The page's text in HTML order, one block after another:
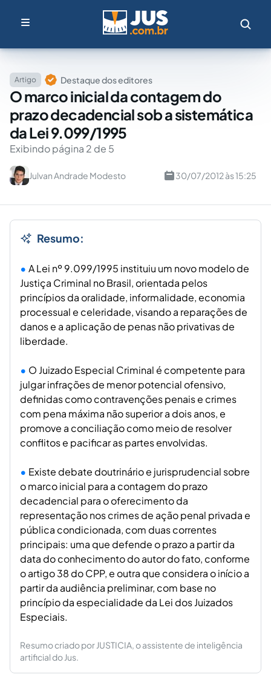
Artigo Destaque dos editores
O marco inicial da contagem do
prazo decadencial sob a sistemática
da Lei 9.099/1995
Exibindo página 2 de 5
Julvan Andrade Modesto 30/07/2012 às 15:25
Resumo:
A Lei nº 9.099/1995 instituiu um novo modelo de
Justiça Criminal no Brasil, orientada pelos
princípios da oralidade, informalidade, economia
processual e celeridade, visando a reparações de
danos e a aplicação de penas não privativas de
liberdade.
O Juizado Especial Criminal é competente para
julgar infrações de menor potencial ofensivo,
definidas como contravenções penais e crimes
com pena máxima não superior a dois anos, e
promove a conciliação como meio de resolver
conflitos e pacificar as partes envolvidas.
Existe debate doutrinário e jurisprudencial sobre
o marco inicial para a contagem do prazo
decadencial para o oferecimento da
representação nos crimes de ação penal privada e
pública condicionada, com duas correntes
principais: uma que defende o prazo a partir da
data do conhecimento do autor do fato, conforme
o artigo 38 do CPP, e outra que considera o início a
partir da audiência preliminar, com base no
princípio da especialidade da Lei dos Juizados
Especiais.
Resumo criado por JUSTICIA, o assistente de inteligência
artificial do Jus.